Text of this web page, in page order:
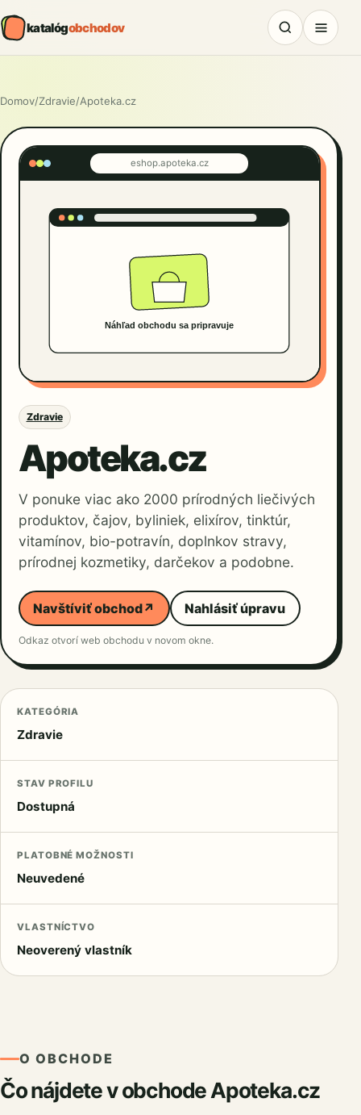
katalógobchodov
Domov/Zdravie/Apoteka.cz
eshop.apoteka.cz
Zdravie
Apoteka.cz
V ponuke viac ako 2000 prírodných liečivých
produktov, čajov, byliniek, elixírov, tinktúr,
vitamínov, bio-potravín, doplnkov stravy,
prírodnej kozmetiky, darčekov a podobne.
Navštíviť obchod↗ Nahlásiť úpravu
Odkaz otvorí web obchodu v novom okne.
KATEGÓRIA
Zdravie
STAV PROFILU
Dostupná
PLATOBNÉ MOŽNOSTI
Neuvedené
VLASTNÍCTVO
Neoverený vlastník
O OBCHODE
Čo nájdete v obchode Apoteka.cz